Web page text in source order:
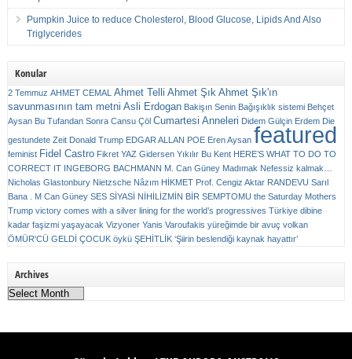
Pumpkin Juice to reduce Cholesterol, Blood Glucose, Lipids And Also
Triglycerides
Konular
2 Temmuz AHMET CEMAL Ahmet Telli Ahmet Şık Ahmet Şık'ın
savunmasının tam metni Asli Erdogan Bakişın Senin Bağışıklık sistemi Behçet
Aysan Bu Tufandan Sonra Cansu Çöl Cumartesi Anneleri Didem Gülçin Erdem Die
gestundete Zeit Donald Trump EDGAR ALLAN POE Eren Aysan featured
feminist Fidel Castro Fikret YAZ Gidersen Yıkılır Bu Kent HERE’S WHAT TO DO TO
CORRECT IT INGEBORG BACHMANN M. Can Güney Madımak Nefessiz kalmak…
Nicholas Glastonbury Nietzsche Nâzım HİKMET Prof. Cengiz Aktar RANDEVU Sarıl
Bana . M Can Güney SES SİYASİ NİHİLİZMİN BİR SEMPTOMU the Saturday Mothers
Trump victory comes with a silver lining for the world’s progressives Türkiye dibine
kadar faşizmi yaşayacak Vizyoner Yanis Varoufakis yüreğimde bir avuç volkan
ÖMÜR'CÜ GELDİ ÇOCUK öykü ŞEHİTLİK ‘Şiirin beslendiği kaynak hayattır’
Archives
Archives